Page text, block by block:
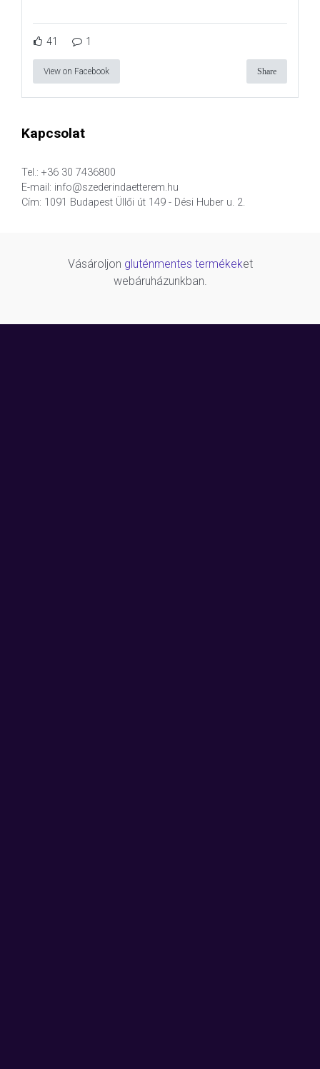
41 1
View on Facebook Share
Kapcsolat
Tel.: +36 30 7436800
E-mail: info@szederindaetterem.hu
Cím: 1091 Budapest Üllői út 149 - Dési Huber u. 2.
Vásároljon gluténmentes termékeket
webáruházunkban.